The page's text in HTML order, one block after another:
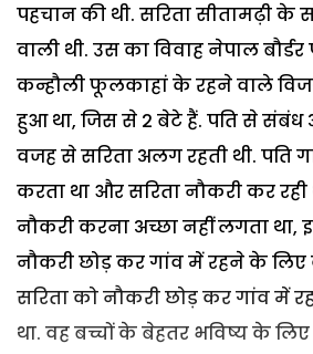
पहचान की थी. सरिता सीतामढ़ी के
वाली थी. उस का विवाह नेपाल बौर्डर
कन्हौली फूलकाहां के रहने वाले
हुआ था, जिस से 2 बेटे हैं. पति से
वजह से सरिता अलग रहती थी. पति
करता था और सरिता नौकरी कर
नौकरी करना अच्छा नहीं लगता था,
नौकरी छोड़ कर गांव में रहने के
सरिता को नौकरी छोड़ कर गांव में
था. वह बच्चों के बेहतर भविष्य के